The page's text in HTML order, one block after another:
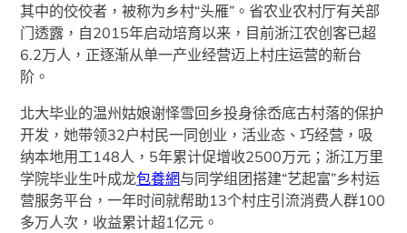
其中的佼佼者，被称为乡村“头雁”。省农业农村厅有关部
门透露，自2015年启动培育以来，目前浙江农创客已超
6.2万人，正逐渐从单一产业经营迈上村庄运营的新台
阶。
北大毕业的温州姑娘谢怿雪回乡投身徐岙底古村落的保护
开发，她带领32户村民一同创业，活业态、巧经营，吸
纳本地用工148人，5年累计促增收2500万元；浙江万里
学院毕业生叶成龙包養網与同学组团搭建“艺起富”乡村运
营服务平台，一年时间就帮助13个村庄引流消费人群100
多万人次，收益累计超1亿元。